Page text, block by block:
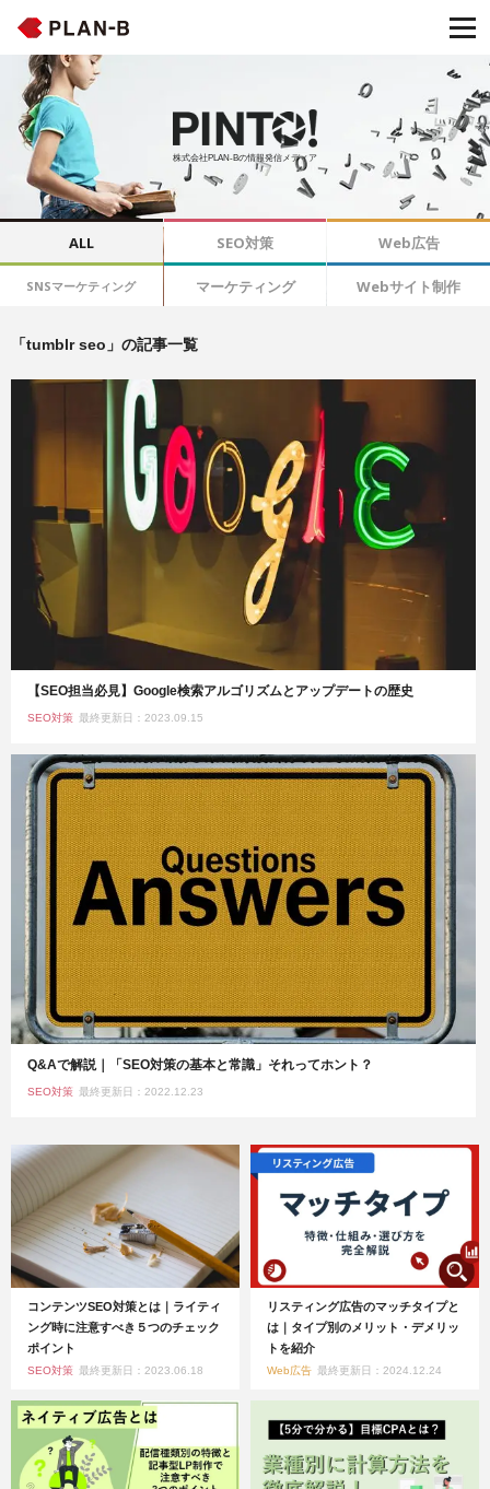
株式会社PLAN-Bの情報発信メディア
ALL SEO対策 Web広告
SNSマーケティング マーケティング Webサイト制作
「tumblr seo」の記事一覧
【SEO担当必見】Google検索アルゴリズムとアップデートの歴史
SEO対策 最終更新日：2023.09.15
Q&Aで解説｜「SEO対策の基本と常識」それってホント？
SEO対策 最終更新日：2022.12.23
コンテンツSEO対策とは｜ライティ
ング時に注意すべき５つのチェック
ポイント
SEO対策 最終更新日：2023.06.18
リスティング広告のマッチタイプと
は｜タイプ別のメリット・デメリッ
トを紹介
Web広告 最終更新日：2024.12.24